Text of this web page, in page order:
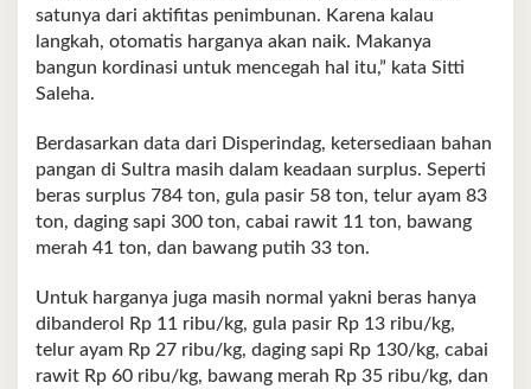
satunya dari aktifitas penimbunan. Karena kalau
langkah, otomatis harganya akan naik. Makanya
bangun kordinasi untuk mencegah hal itu,” kata Sitti
Saleha.
Berdasarkan data dari Disperindag, ketersediaan bahan
pangan di Sultra masih dalam keadaan surplus. Seperti
beras surplus 784 ton, gula pasir 58 ton, telur ayam 83
ton, daging sapi 300 ton, cabai rawit 11 ton, bawang
merah 41 ton, dan bawang putih 33 ton.
Untuk harganya juga masih normal yakni beras hanya
dibanderol Rp 11 ribu/kg, gula pasir Rp 13 ribu/kg,
telur ayam Rp 27 ribu/kg, daging sapi Rp 130/kg, cabai
rawit Rp 60 ribu/kg, bawang merah Rp 35 ribu/kg, dan